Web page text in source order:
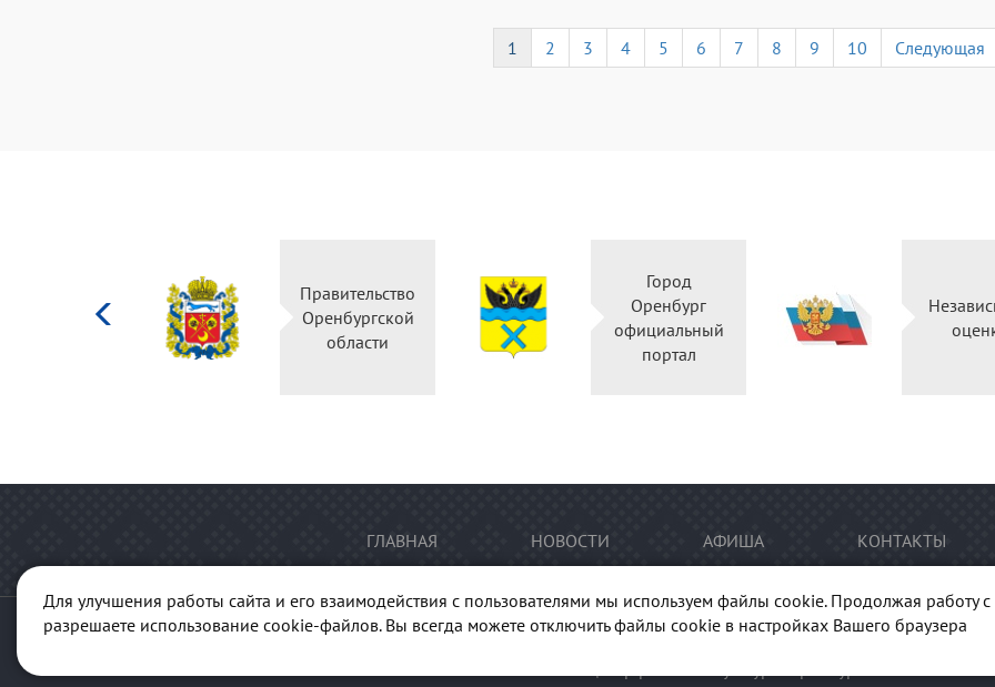
1 2 3 4 5 6 7 8 9 10 Следующая
Правительство
Оренбургской
области
Город
Оренбург
официальный
портал
Для улучшения работы сайта и его взаимодействия с пользователями мы используем файлы cookie. Продолжая работу
разрешаете использование cookie-файлов. Вы всегда можете отключить файлы cookie в настройках Вашего браузера
ГЛАВНАЯ НОВОСТИ АФИША КОНТАКТЫ